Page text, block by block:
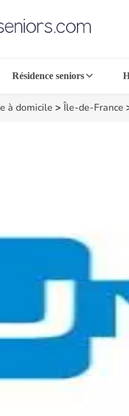
Résidence seniors
à domicile > Île-de-France